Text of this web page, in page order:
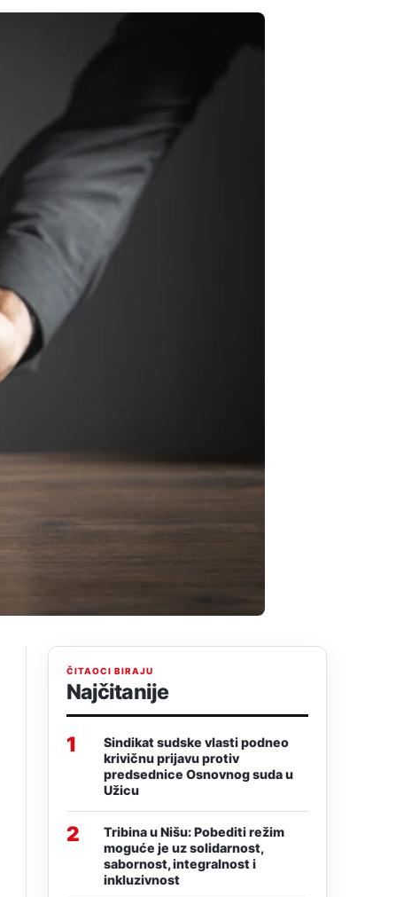
ČITAOCI BIRAJU
Najčitanije
1
Sindikat sudske vlasti podneo
krivičnu prijavu protiv
predsednice Osnovnog suda u
Užicu
2
Tribina u Nišu: Pobediti režim
moguće je uz solidarnost,
sabornost, integralnost i
inkluzivnost